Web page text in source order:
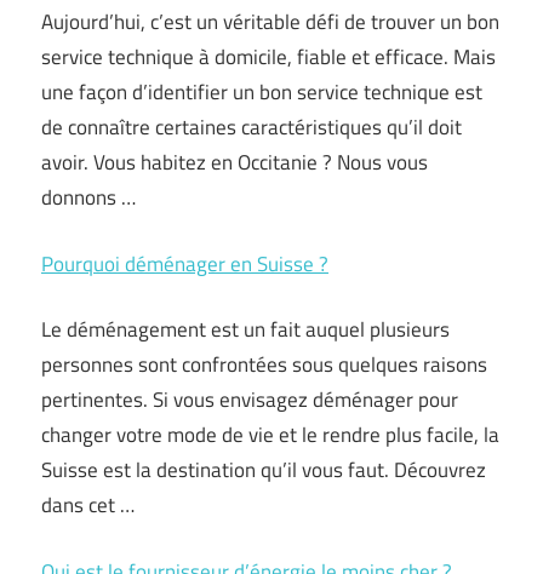
Aujourd’hui, c’est un véritable défi de trouver un bon
service technique à domicile, fiable et efficace. Mais
une façon d’identifier un bon service technique est
de connaître certaines caractéristiques qu’il doit
avoir. Vous habitez en Occitanie ? Nous vous
donnons …
Pourquoi déménager en Suisse ?
Le déménagement est un fait auquel plusieurs
personnes sont confrontées sous quelques raisons
pertinentes. Si vous envisagez déménager pour
changer votre mode de vie et le rendre plus facile, la
Suisse est la destination qu’il vous faut. Découvrez
dans cet …